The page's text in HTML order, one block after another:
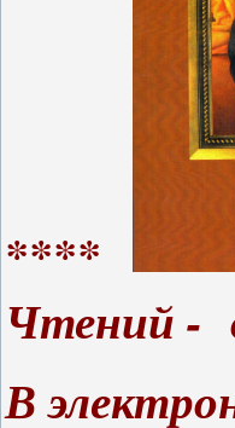
****
Чтений -
В